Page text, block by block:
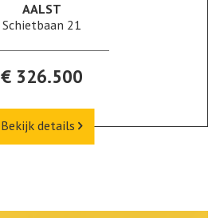
AALST
Schietbaan 21
€ 326.500
Bekijk details